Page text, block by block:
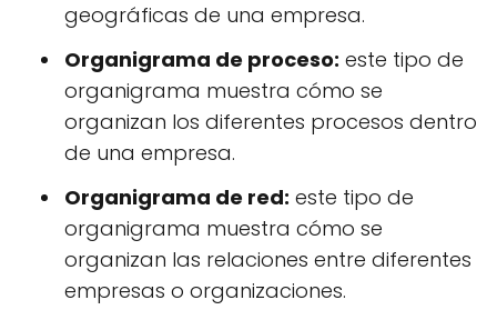
geográficas de una empresa.
Organigrama de proceso: este tipo de
organigrama muestra cómo se
organizan los diferentes procesos dentro
de una empresa.
Organigrama de red: este tipo de
organigrama muestra cómo se
organizan las relaciones entre diferentes
empresas o organizaciones.